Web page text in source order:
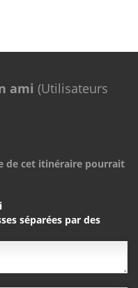
ami (Utilisateurs
de cet itinéraire pourrait
séparées par des